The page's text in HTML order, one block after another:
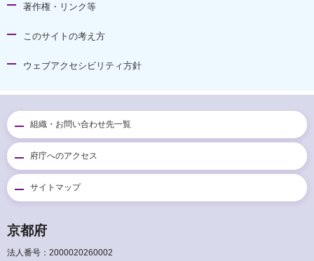
著作権・リンク等
このサイトの考え方
ウェブアクセシビリティ方針
組織・お問い合わせ先一覧
府庁へのアクセス
サイトマップ
京都府
法人番号：2000020260002